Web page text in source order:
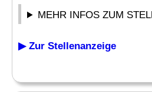
MEHR INFOS ZUM
▶ Zur Stellenanzeige